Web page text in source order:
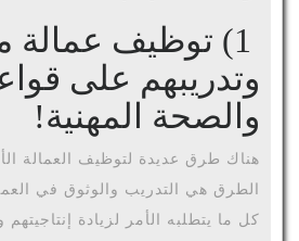
1) توظيف عمالة
وتدريبهم على
والصحة المهنية!
هناك طرق عديدة لتوظيف العمالة
الطرق هي التدريب والوثوق في
كل ما يتطلبه الأمر لزيادة